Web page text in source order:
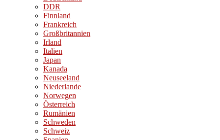
DDR
Finnland
Frankreich
Großbritannien
Irland
Italien
Japan
Kanada
Neuseeland
Niederlande
Norwegen
Österreich
Rumänien
Schweden
Schweiz